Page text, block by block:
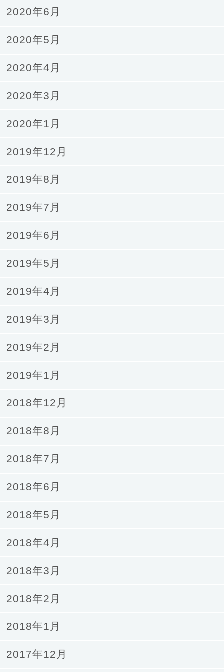
2020年6月
2020年5月
2020年4月
2020年3月
2020年1月
2019年12月
2019年8月
2019年7月
2019年6月
2019年5月
2019年4月
2019年3月
2019年2月
2019年1月
2018年12月
2018年8月
2018年7月
2018年6月
2018年5月
2018年4月
2018年3月
2018年2月
2018年1月
2017年12月